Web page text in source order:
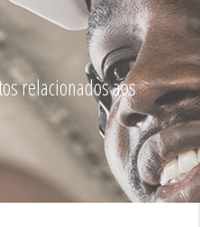
relacionados aos